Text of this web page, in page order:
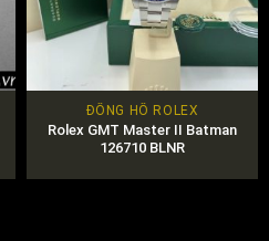
ĐỒNG HỒ ROLEX
Rolex GMT Master II Batman
126710 BLNR